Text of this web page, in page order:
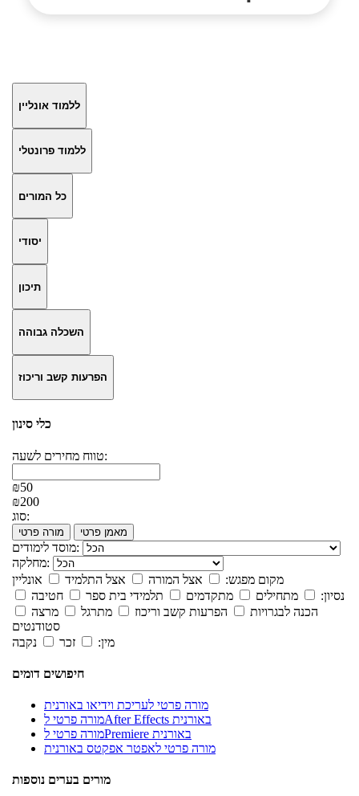
ללמוד אונליין
ללמוד פרונטלי
כל המורים
יסודי
תיכון
השכלה גבוהה
הפרעות קשב וריכוז
כלי סינון
טווח מחירים לשעה:
₪50
₪200
סוג:
מורה פרטי מאמן פרטי
מוסד לימודים:
מחלקה:
מקום מפגש:
אצל המורה אצל התלמיד
אונליין
נסיון:
מתחילים מתקדמים תלמידי בית ספר
חטיבה
הכנה לבגרויות
הפרעות קשב וריכוז מתרגל
מרצה
סטודנטים
מין:
זכר נקבה
חיפושים דומים
מורה פרטי לעריכת וידיאו באורנית
מורה פרטי לAfter Effects באורנית
מורה פרטי לPremiere באורנית
מורה פרטי לאפטר אפקטס באורנית
מורים בערים נוספות